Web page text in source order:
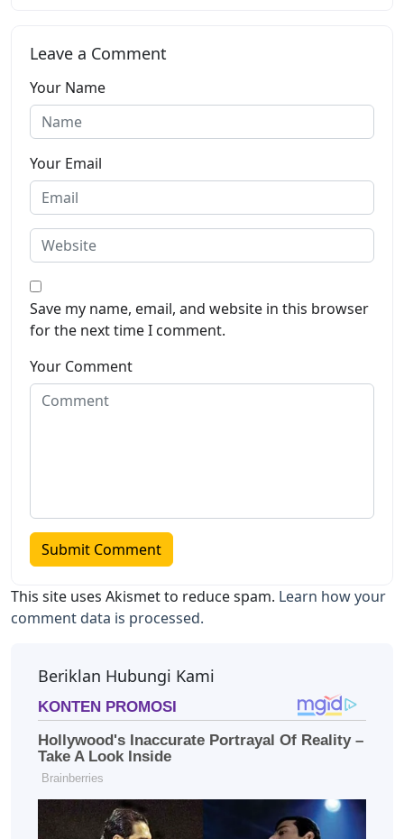
Leave a Comment
Your Name
Your Email
Save my name, email, and website in this browser
for the next time I comment.
Your Comment
This site uses Akismet to reduce spam. Learn how your
comment data is processed.
Beriklan Hubungi Kami